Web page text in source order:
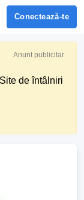
Conectează-te
Anunt publicitar
de întâlniri